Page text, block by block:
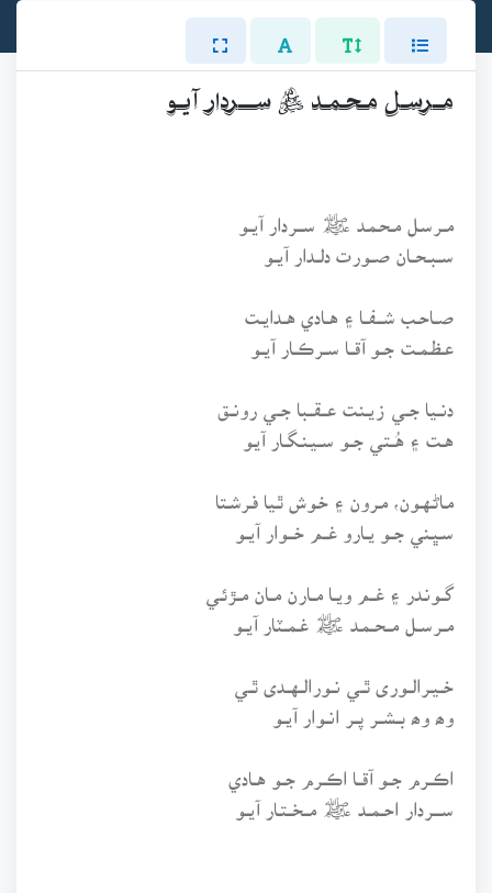
مــرسـل مـحـمـد ﷺ ســـردار آيــو
مــرسـل مـحـمـد ﷺ ســـردار آيــو
ســبـحــان صــورت دلــدار آيــو
صــاحــب شـــفــا ۽ هــادي هــدايــت
عـظـمــت جــو آقــا ســرڪــار آيــو
دنــيا جــي زيــنـت عــقــبا جــي رونــق
هــت ۽ هُــتي جــو ســيـنـگــار آيـو
مـاڻـهـون، مـرون ۽ خـوش ٿـيا فـرشـتا
سـڀـني جــو يــارو غــم خـــوار آيــو
گــونـدر ۽ غــم ويــا مــارن مــان مــڙئـي
مــرســل مــحــمـد ﷺ غـمــٽار آيــو
خــيـرالــورى ٿــي نــورالــهــدى ٿــي
وھ وھ بــشــر پــر انــوار آيــو
اڪــرم جــو آقــا اڪــرم جــو هــادي
ســــردار احــمــد ﷺ مــخــتـار آيــو